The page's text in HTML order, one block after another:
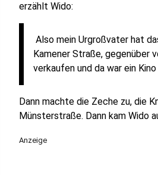
erzählt Wido:
Also mein Urgroßvater hat
Kamener Straße, gegenüber
verkaufen und da war ein
Dann machte die Zeche zu, die
Münsterstraße. Dann kam Wido
Anzeige